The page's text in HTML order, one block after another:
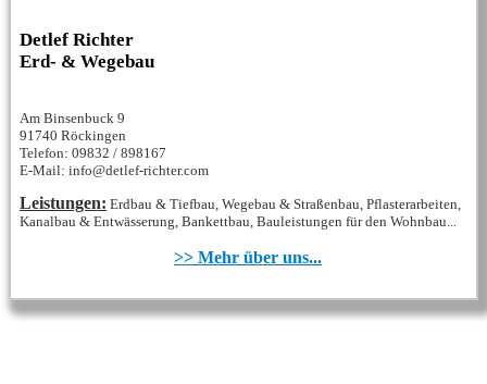
Detlef Richter
Erd- & Wegebau
Am Binsenbuck 9
91740 Röckingen
Telefon: 09832 / 898167
E-Mail: info@detlef-richter.com
Leistungen: Erdbau & Tiefbau, Wegebau & Straßenbau, Pflasterarbeiten,
Kanalbau & Entwässerung, Bankettbau, Bauleistungen für den Wohnbau...
>> Mehr über uns...